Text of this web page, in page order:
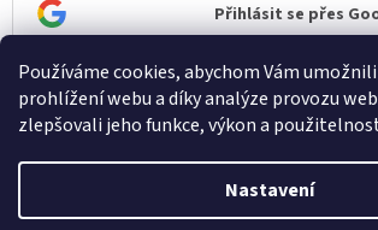
Používáme cookies, abychom Vám
prohlížení webu a díky analýze provozu
zlepšovali jeho funkce, výkon a
Nastavení
Přihlásit se přes
Přihlásit se přes
Vytvořil Shoptet